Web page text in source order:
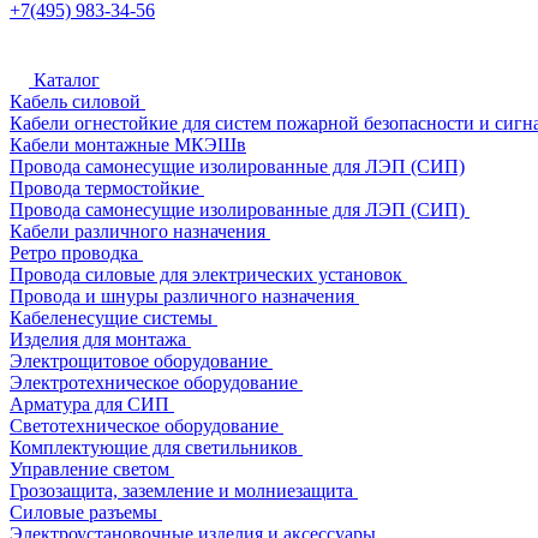
+7(495) 983-34-56
Каталог
Кабель силовой
Кабели огнестойкие для систем пожарной безопасности и
Кабели монтажные МКЭШв
Провода самонесущие изолированные для ЛЭП (СИП)
Провода термостойкие
Провода самонесущие изолированные для ЛЭП (СИП)
Кабели различного назначения
Ретро проводка
Провода силовые для электрических установок
Провода и шнуры различного назначения
Кабеленесущие системы
Изделия для монтажа
Электрощитовое оборудование
Электротехническое оборудование
Арматура для СИП
Светотехническое оборудование
Комплектующие для светильников
Управление светом
Грозозащита, заземление и молниезащита
Силовые разъемы
Электроустановочные изделия и аксессуары